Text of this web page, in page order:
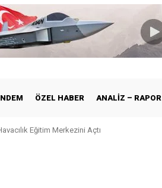
ÖZEL HABER ANALIZ – RAPOR
Eğitim Merkezini Açtı